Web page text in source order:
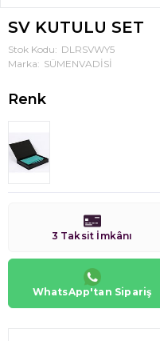
SV KUTULU SET
Stok Kodu
DLRSVWY5
Marka
SÜMENVADİSİ
Renk
3 Taksit İmkânı
WhatsApp'tan Sipariş